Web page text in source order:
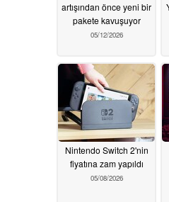
artışından önce yeni bir
pakete kavuşuyor
05/12/2026
Nintendo Switch 2'nin
fiyatına zam yapıldı
05/08/2026